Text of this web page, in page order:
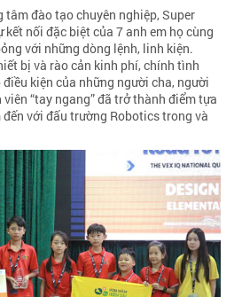
đào tạo chuyên nghiệp, Super
nối đặc biệt của 7 anh em họ cùng
với những dòng lệnh, linh kiện.
bị và rào cản kinh phí, chính tình
kiện của những người cha, người
“tay ngang” đã trở thành điểm tựa
với đấu trường Robotics trong và